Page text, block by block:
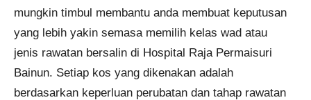
mungkin timbul membantu anda membuat keputusan
yang lebih yakin semasa memilih kelas wad atau
jenis rawatan bersalin di Hospital Raja Permaisuri
Bainun. Setiap kos yang dikenakan adalah
berdasarkan keperluan perubatan dan tahap rawatan